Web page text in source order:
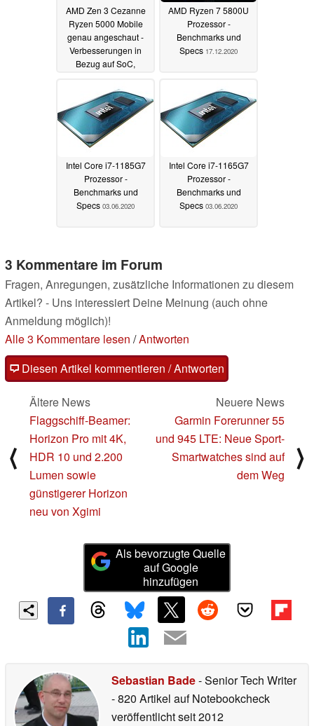
AMD Zen 3 Cezanne
Ryzen 5000 Mobile
genau angeschaut -
Verbesserungen in
Bezug auf SoC,
Energieeffizienz
versprechen ein
großartiges mobiles
Erlebnis26.01.2021
AMD Ryzen 7 5800U
Prozessor -
Benchmarks und
Specs 17.12.2020
Intel Core i7-1185G7
Prozessor -
Benchmarks und
Specs 03.06.2020
Intel Core i7-1165G7
Prozessor -
Benchmarks und
Specs 03.06.2020
3 Kommentare im Forum
Fragen, Anregungen, zusätzliche Informationen zu diesem
Artikel? - Uns interessiert Deine Meinung (auch ohne
Anmeldung möglich)!
Alle 3 Kommentare lesen /Antworten
Diesen Artikel kommentieren / Antworten
⟨
Ältere News
Flaggschiff-Beamer:
Horizon Pro mit 4K,
HDR 10 und 2.200
Lumen sowie
günstigerer Horizon
neu von Xgimi
Neuere News
Garmin Forerunner 55
und 945 LTE: Neue Sport-
Smartwatches sind auf
dem Weg
⟩
Als bevorzugte Quelle
auf Google
hinzufügen
Sebastian Bade- Senior Tech Writer
- 820 Artikel auf Notebookcheck
veröffentlichtseit 2012